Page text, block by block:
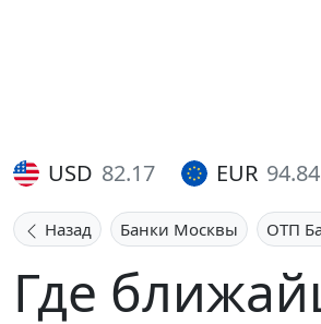
USD 82.17 EUR 94.84
Назад Банки Москвы ОТП
Где